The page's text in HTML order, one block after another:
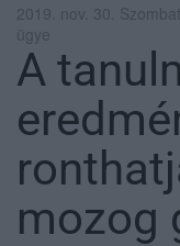
2019. nov. 30.
ügye
A
mozog